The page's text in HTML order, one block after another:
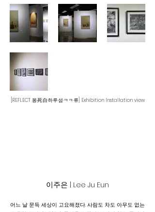
[REFLECT 몽·死·自·하루·섬·ㅋㅋ·류] Exhibition Installation view
​이주은 | Lee Ju Eun
어느 날 문득 세상이 고요해졌다. 사람도 차도 아무도 없는